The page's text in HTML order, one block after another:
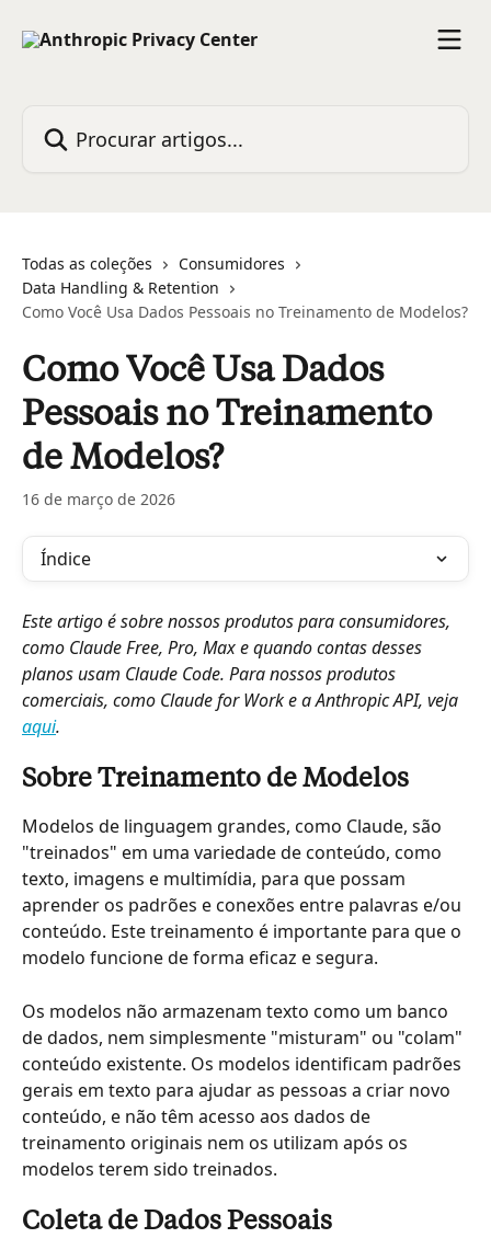
Todas as coleções
Consumidores
Data Handling & Retention
Como Você Usa Dados Pessoais no Treinamento de Modelos?
Como Você Usa Dados
Pessoais no Treinamento
de Modelos?
16 de março de 2026
Índice
Este artigo é sobre nossos produtos para consumidores,
como Claude Free, Pro, Max e quando contas desses
planos usam Claude Code. Para nossos produtos
comerciais, como Claude for Work e a Anthropic API, veja
aqui.
Sobre Treinamento de Modelos
Modelos de linguagem grandes, como Claude, são
"treinados" em uma variedade de conteúdo, como
texto, imagens e multimídia, para que possam
aprender os padrões e conexões entre palavras e/ou
conteúdo. Este treinamento é importante para que o
modelo funcione de forma eficaz e segura.
Os modelos não armazenam texto como um banco
de dados, nem simplesmente "misturam" ou "colam"
conteúdo existente. Os modelos identificam padrões
gerais em texto para ajudar as pessoas a criar novo
conteúdo, e não têm acesso aos dados de
treinamento originais nem os utilizam após os
modelos terem sido treinados.
Coleta de Dados Pessoais